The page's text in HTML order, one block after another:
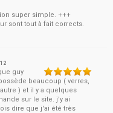
super simple. +++
sont tout à fait corrects.
guy
beaucoup ( verres,
) et il y a quelques
sur le site. j'y ai
dire que j'ai été très